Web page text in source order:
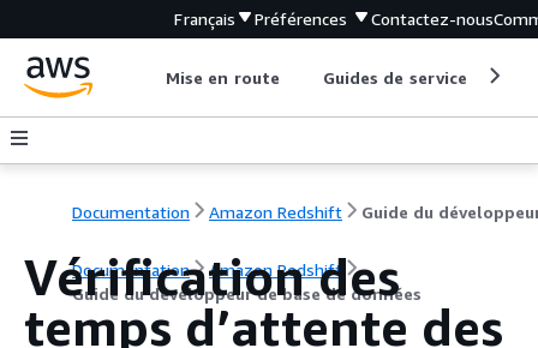
Français Préférences Contactez-nous
Mise en route Guides de service
Documentation Amazon Redshift
Documentation
Amazon Redshift
Guide du développeur de base de données
Vérification des
temps d’attente des